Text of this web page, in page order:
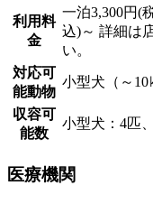
利用料
金
一泊3,300円(
込)～ 詳細は
い。
対応可
能動物
小型犬（～10
収容可
能数
小型犬：4匹
医療機関